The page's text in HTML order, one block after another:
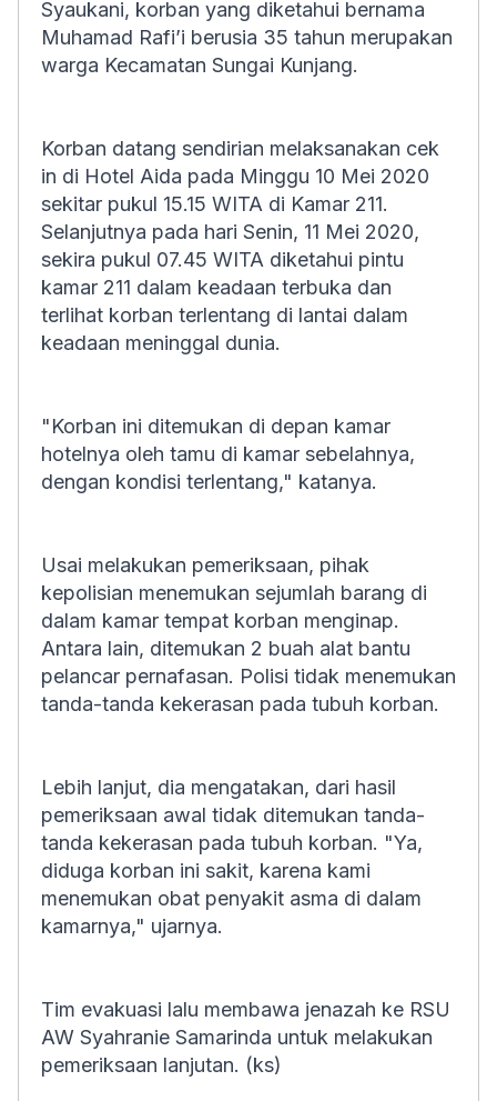
Syaukani, korban yang diketahui bernama
Muhamad Rafi’i berusia 35 tahun merupakan
warga Kecamatan Sungai Kunjang.
Korban datang sendirian melaksanakan cek
in di Hotel Aida pada Minggu 10 Mei 2020
sekitar pukul 15.15 WITA di Kamar 211.
Selanjutnya pada hari Senin, 11 Mei 2020,
sekira pukul 07.45 WITA diketahui pintu
kamar 211 dalam keadaan terbuka dan
terlihat korban terlentang di lantai dalam
keadaan meninggal dunia.
"Korban ini ditemukan di depan kamar
hotelnya oleh tamu di kamar sebelahnya,
dengan kondisi terlentang," katanya.
Usai melakukan pemeriksaan, pihak
kepolisian menemukan sejumlah barang di
dalam kamar tempat korban menginap.
Antara lain, ditemukan 2 buah alat bantu
pelancar pernafasan. Polisi tidak menemukan
tanda-tanda kekerasan pada tubuh korban.
Lebih lanjut, dia mengatakan, dari hasil
pemeriksaan awal tidak ditemukan tanda-
tanda kekerasan pada tubuh korban. "Ya,
diduga korban ini sakit, karena kami
menemukan obat penyakit asma di dalam
kamarnya," ujarnya.
Tim evakuasi lalu membawa jenazah ke RSU
AW Syahranie Samarinda untuk melakukan
pemeriksaan lanjutan. (ks)